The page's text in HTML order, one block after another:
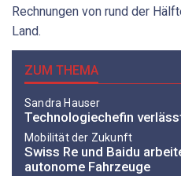
Rechnungen von rund der
Land.
ZUM THEMA
Sandra Hauser
Technologiechefin
Mobilität der Zukunft
Swiss Re und Baidu
autonome Fahrzeuge